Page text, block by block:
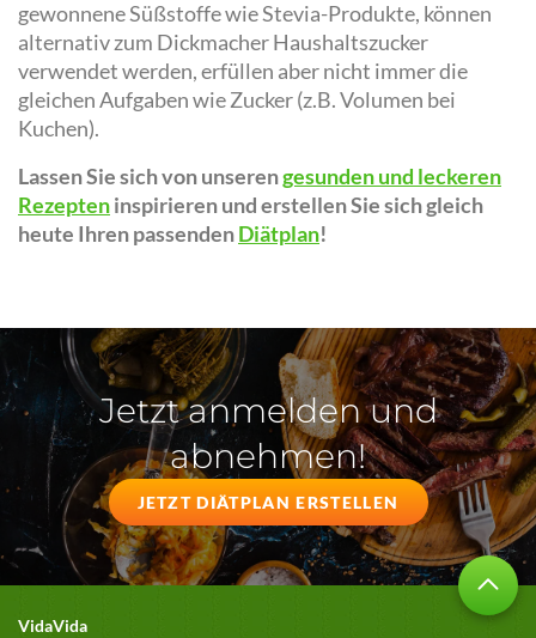
gewonnene Süßstoffe wie Stevia-Produkte, können
alternativ zum Dickmacher Haushaltszucker
verwendet werden, erfüllen aber nicht immer die
gleichen Aufgaben wie Zucker (z.B. Volumen bei
Kuchen).
Lassen Sie sich von unserengesunden und leckeren
Rezepteninspirieren und erstellen Sie sich gleich
heute Ihren passendenDiätplan!
Jetzt anmelden und
abnehmen!
JETZT DIÄTPLAN ERSTELLEN
VidaVida